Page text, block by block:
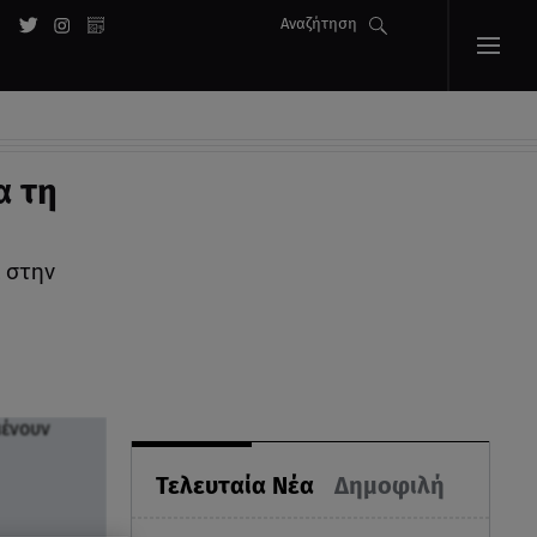
Αναζήτηση
τη
Τελευταία Νέα Δημοφιλή